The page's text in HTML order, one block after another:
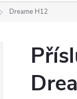
Dreame H12